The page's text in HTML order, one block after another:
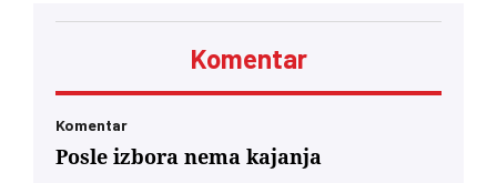
Komentar
Komentar
Posle izbora nema kajanja